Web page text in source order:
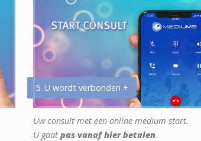
5. U wordt verbonden +
Uw consult met een online medium start.
U gaat pas vanaf hier betalen.